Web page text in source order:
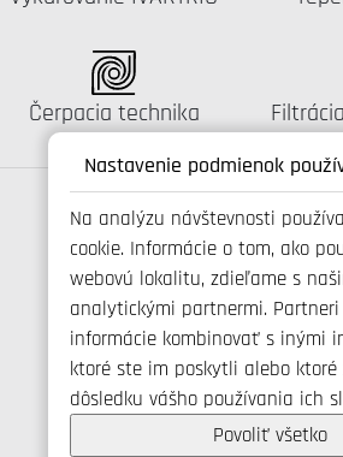
Nastavenie podmienok
Na analýzu návštevnosti
cookie. Informácie o tom, ako
webovú lokalitu, zdieľame s
analytickými partnermi.
informácie kombinovať s inými
ktoré ste im poskytli alebo ktoré
dôsledku vášho používania ich
Povoliť všetko
Katalógus:
Čerpacia technika
Spojte se s námi
+421 346 214 431
info@ivarsk.sk
Ochrana osobných údajov
Cookies